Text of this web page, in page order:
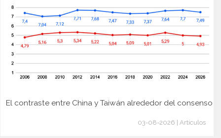
El contraste entre China y Taiwán alrededor del consenso
03-08-2026 | Artículos